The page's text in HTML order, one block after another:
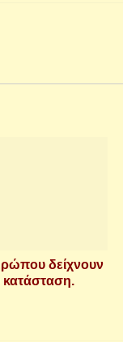
δείχνουν
κατάσταση.